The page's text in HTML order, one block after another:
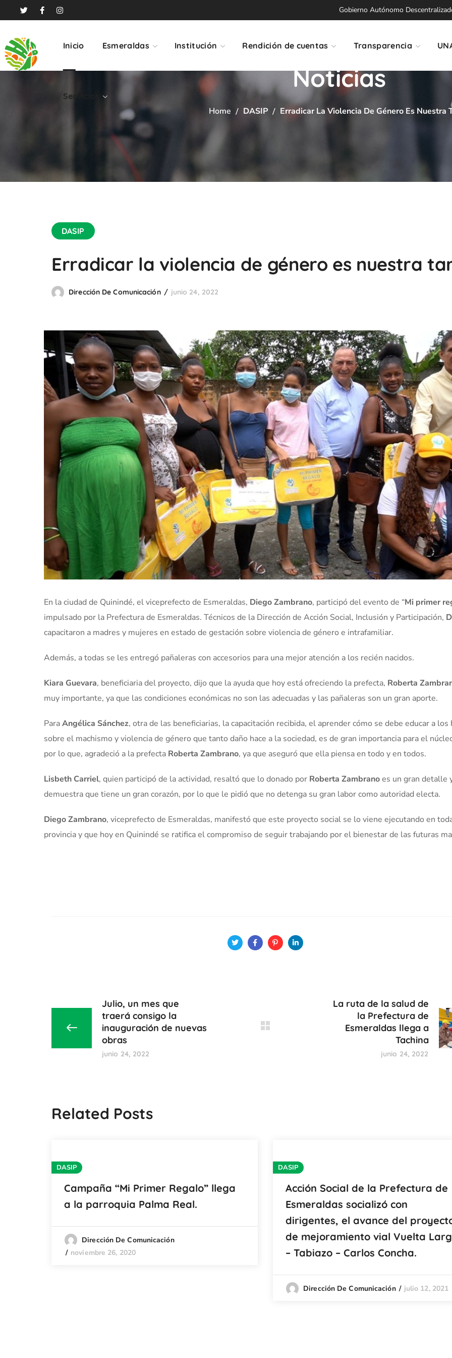
Gobierno Autónomo
Inicio Esmeraldas Institución Rendición de cuentas Transparencia
Servicios
Noticias
Home DASIP Erradicar La Violencia De Género Es Nuestra
DASIP
Erradicar la violencia de género es nuestra
Dirección De Comunicación junio 24, 2022
En la ciudad de Quinindé, el viceprefecto de Esmeraldas, Diego Zambrano, participó del evento de “Mi primer
impulsado por la Prefectura de Esmeraldas. Técnicos de la Dirección de Acción Social, Inclusión y Participación,
capacitaron a madres y mujeres en estado de gestación sobre violencia de género e intrafamiliar.
Además, a todas se les entregó pañaleras con accesorios para una mejor atención a los recién nacidos.
Kiara Guevara, beneficiaria del proyecto, dijo que la ayuda que hoy está ofreciendo la prefecta, Roberta
muy importante, ya que las condiciones económicas no son las adecuadas y las pañaleras son un gran aporte.
ParaAngélica Sánchez, otra de las beneficiarias, la capacitación recibida, el aprender cómo se debe educar a los
sobre el machismo y violencia de género que tanto daño hace a la sociedad, es de gran importancia para el
por lo que, agradeció a la prefecta Roberta Zambrano, ya que aseguró que ella piensa en todo y en todos.
Lisbeth Carriel, quien participó de la actividad, resaltó que lo donado por Roberta Zambranoes un gran detalle
demuestra que tiene un gran corazón, por lo que le pidió que no detenga su gran labor como autoridad electa.
Diego Zambrano, viceprefecto de Esmeraldas, manifestó que este proyecto social se lo viene ejecutando en
provincia y que hoy en Quinindé se ratifica el compromiso de seguir trabajando por el bienestar de las futuras
Julio, un mes que
traerá consigo la
inauguración de nuevas
obras
junio 24, 2022
La ruta de la salud de
la Prefectura de
Esmeraldas llega a
Tachina
junio 24, 2022
Related Posts
DASIP
Campaña “Mi Primer Regalo” llega
a la parroquia Palma Real.
Dirección De Comunicación
noviembre 26, 2020
DASIP
Acción Social de la Prefectura de
Esmeraldas socializó con
dirigentes, el avance del
de mejoramiento vial Vuelta
– Tabiazo – Carlos Concha.
Dirección De Comunicación julio 12, 2021